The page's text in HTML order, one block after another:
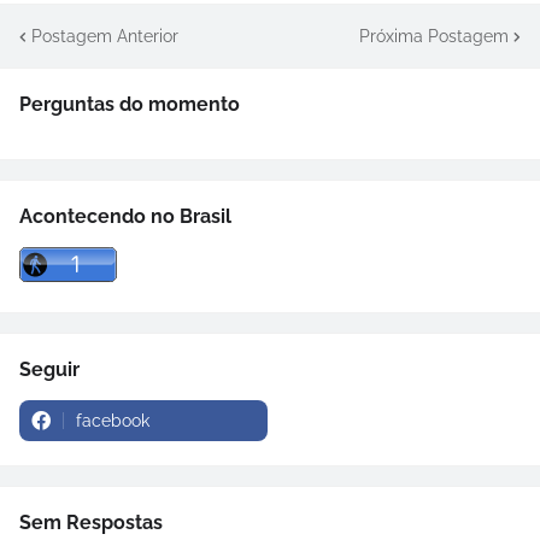
Postagem Anterior Próxima Postagem
Perguntas do momento
Acontecendo no Brasil
Seguir
facebook
Sem Respostas